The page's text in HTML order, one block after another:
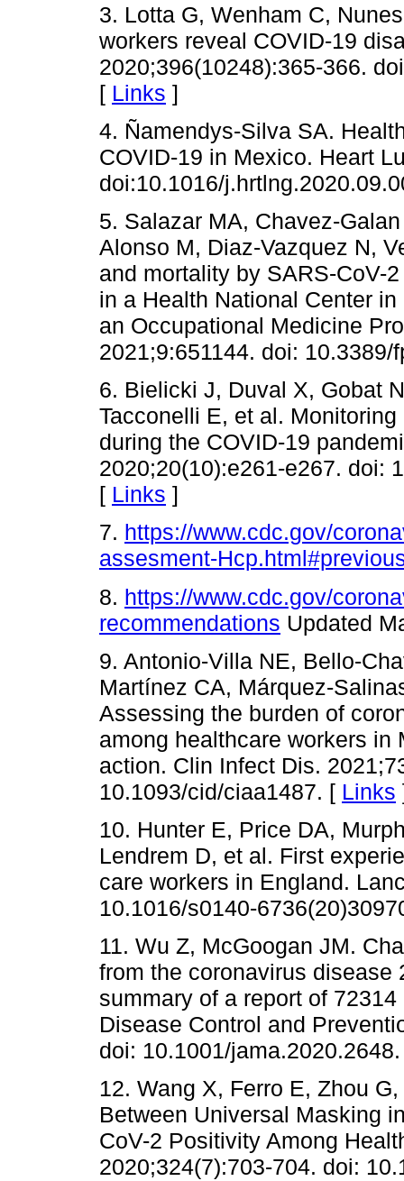
3. Lotta G, Wenham C,
workers reveal COVID-19
2020;396(10248):365-366.
[ Links ]
4. Ñamendys-Silva SA.
COVID-19 in Mexico. Heart
doi:10.1016/
5. Salazar MA, Chavez-
Alonso M, Diaz-Vazquez N,
and mortality by SARS-CoV-
in a Health National Center
an Occupational Medicine
2021;9:651144. doi:
6. Bielicki J, Duval X, Gobat
Tacconelli E, et al.
during the COVID-19
2020;20(10):e261-e267. doi:
[ Links ]
7. https://www.cdc.gov/
assesment-
8. https://www.cdc.gov/
recommendations Updated
9. Antonio-Villa NE, Bello-
Martínez CA, Márquez-
Assessing the burden of
among healthcare workers
action. Clin Infect Dis.
10.1093/cid/ciaa1487. [ Links
10. Hunter E, Price DA,
Lendrem D, et al. First
care workers in England.
10.1016/s0140-
11. Wu Z, McGoogan JM.
from the coronavirus disease
summary of a report of
Disease Control and
doi: 10.1001/
12. Wang X, Ferro E, Zhou
Between Universal Masking
CoV-2 Positivity Among
2020;324(7):703-704. doi: